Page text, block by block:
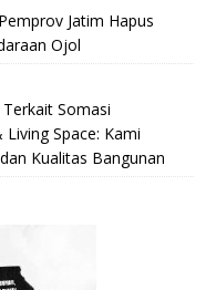
Jatim Hapus
Ojol
Somasi
Space: Kami
Kualitas Bangunan